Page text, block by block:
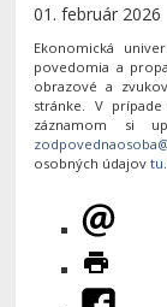
01. február 2026
Ekonomická
povedomia a
obrazové a
stránke. V
záznamom si
osobných údajovtu